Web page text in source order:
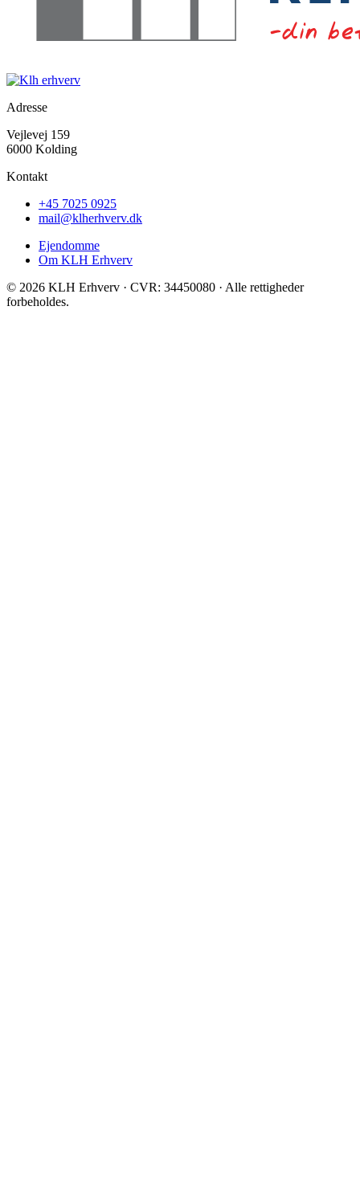
Adresse
Vejlevej 159
6000 Kolding
Kontakt
+45 7025 0925
mail@klherhverv.dk
Ejendomme
Om KLH Erhverv
© 2026 KLH Erhverv · CVR: 34450080 · Alle rettigheder
forbeholdes.